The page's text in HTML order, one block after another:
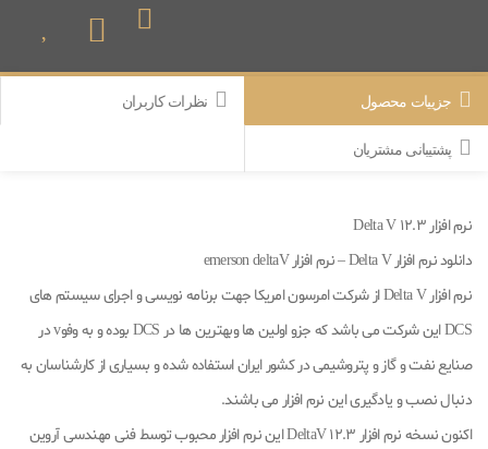
جزییات محصول نظرات کاربران
پشتیبانی مشتریان
نرم افزار Delta V 12.3
دانلود نرم افزار Delta V – نرم افزار emerson deltaV
نرم افزار Delta V از شرکت امرسون امریکا جهت برنامه نویسی و اجرای سیستم های
DCS این شرکت می باشد که جزو اولین ها وبهترین ها در DCS بوده و به وفوv در
صنایع نفت و گاز و پتروشیمی در کشور ایران استفاده شده و بسیاری از کارشناسان به
دنبال نصب و یادگیری این نرم افزار می باشند.
اکنون نسخه نرم افزار DeltaV 12.3 این نرم افزار محبوب توسط فنی مهندسی آروین